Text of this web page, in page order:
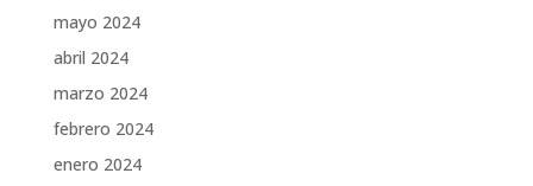
mayo 2024
abril 2024
marzo 2024
febrero 2024
enero 2024